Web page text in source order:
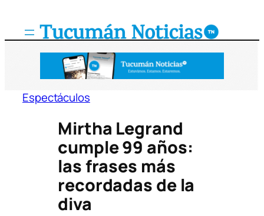
Espectáculos
Mirtha Legrand
cumple 99 años:
las frases más
recordadas de la
diva